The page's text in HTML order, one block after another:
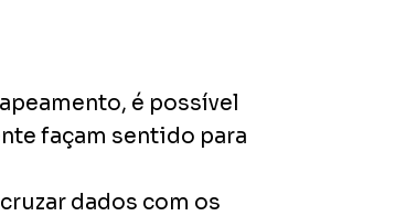
é possível
façam sentido para
dados com os